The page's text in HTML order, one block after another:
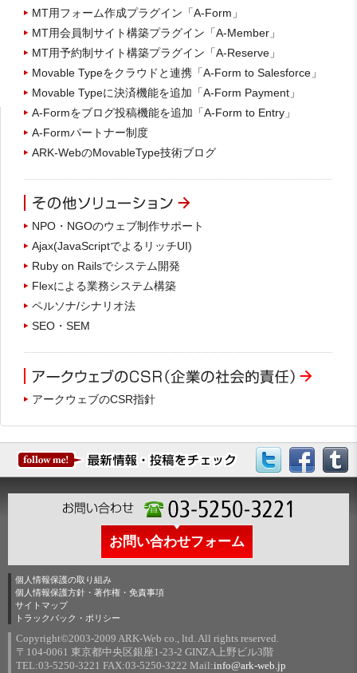
MT用フォーム作成プラグイン「A-Form」
MT用会員制サイト構築プラグイン「A-Member」
MT用予約制サイト構築プラグイン「A-Reserve」
Movable Typeをクラウドと連携「A-Form to Salesforce」
Movable Typeに決済機能を追加「A-Form Payment」
A-Formをブログ投稿機能を追加「A-Form to Entry」
A-Formパートナー制度
ARK-WebのMovableType技術ブログ
NPO・NGOのウェブ制作サポート
Ajax(JavaScriptでよるリッチUI)
Ruby on Railsでシステム開発
Flexによる業務システム構築
ペルソナ/シナリオ法
SEO・SEM
アークウェブのCSR指針
お問い合わせフォーム
個人情報保護の取り組み
個人情報保護方針・著作権・免責事項
サイトマップ
トラックバック・ポリシー
Copyright©2003-2009 ARK-Web co., ltd. All rights reserved.
〒104-0061 東京都中央区銀座1-23-2 GINZA上野ビル3階
TEL:03-5250-3221 FAX:03-5250-3222 Mail:info@ark-web.jp